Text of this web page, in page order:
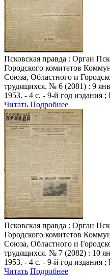
Псковская правда : Орган
Городского комитетов
Союза, Областного и
трудящихся. № 6 (2081) : 9
1953. - 4 с. - 9-й год издания ;
Читать Подробнее
Псковская правда : Орган
Городского комитетов
Союза, Областного и
трудящихся. № 7 (2082) : 10
1953. - 4 с. - 9-й год издания ;
Читать Подробнее